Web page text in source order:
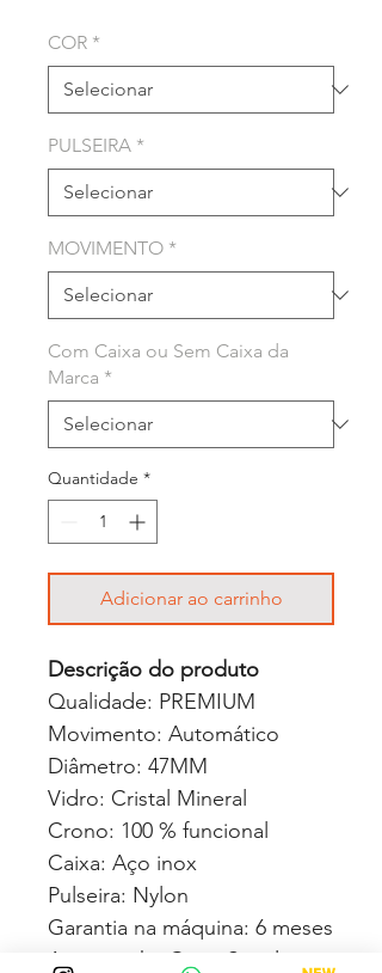
COR *
PULSEIRA *
MOVIMENTO *
Com Caixa ou Sem Caixa da
Marca *
Quantidade *
Adicionar ao carrinho
Descrição do produto
Qualidade: PREMIUM
Movimento: Automático
Diâmetro: 47MM
Vidro: Cristal Mineral
Crono: 100 % funcional
Caixa: Aço inox
Pulseira: Nylon
Garantia na máquina: 6 meses
Acompanha Caixa Simples